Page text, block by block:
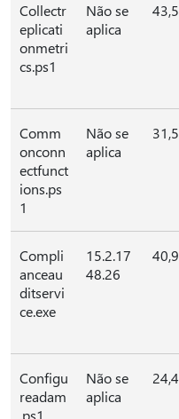
Collectr
eplicati
onmetri
cs.ps1
Não se
aplica
Comm
onconn
ectfunct
ions.ps
1
Não se
aplica
Compli
anceau
ditservi
ce.exe
15.2.17
48.26
Configu
readam
.ps1
Não se
aplica